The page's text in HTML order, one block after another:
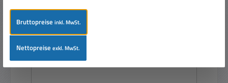
Bruttopreiseinkl. MwSt.
Nettopreiseexkl. MwSt.